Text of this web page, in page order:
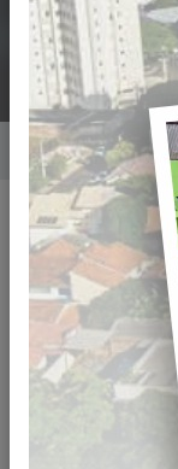
Home Notícias
Publicado em:
Compartilhar